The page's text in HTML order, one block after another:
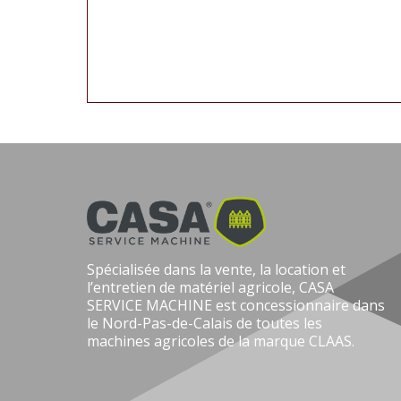
Spécialisée dans la vente, la location et
l’entretien de matériel agricole, CASA
SERVICE MACHINE est concessionnaire dans
le Nord-Pas-de-Calais de toutes les
machines agricoles de la marque CLAAS.